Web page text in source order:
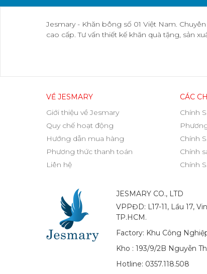
Jesmary - Khăn bông số 01 Việt Nam.
cao cấp. Tư vấn thiết kế khăn quà tặng, sản
VỀ JESMARY
Giới thiệu về Jesmary
Quy chế hoạt động
Hướng dẫn mua hàng
Phương thức thanh toán
Liên hệ
CÁC
Chính
Chính
Chính
Chính
JESMARY CO., LTD
VPPĐD: L17-11, Lầu 17,
TP.HCM.
Factory: Khu Công
Kho : 193/9/2B Nguyễn
Hotline: 0357.118.508